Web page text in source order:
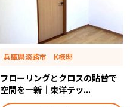
兵庫県淡路市 K様邸
フローリングとクロスの貼替で
空間を一新｜東洋テッ...